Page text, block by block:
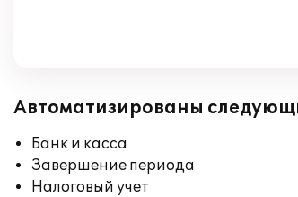
Автоматизированы
Банк и касса
Завершение периода
Налоговый учет